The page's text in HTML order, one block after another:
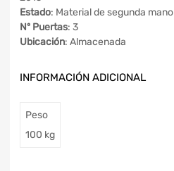
Estado: Material de segunda mano
Nº Puertas: 3
Ubicación: Almacenada
INFORMACIÓN ADICIONAL
Peso
100 kg